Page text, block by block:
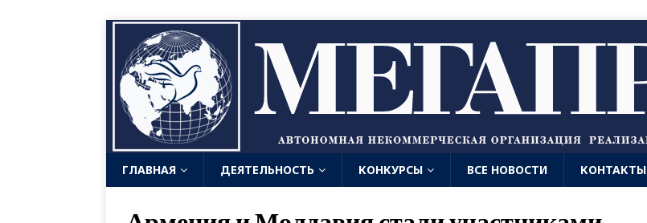
ГЛАВНАЯ ДЕЯТЕЛЬНОСТЬ КОНКУРСЫ ВСЕ НОВОСТИ КОНТАКТЫ